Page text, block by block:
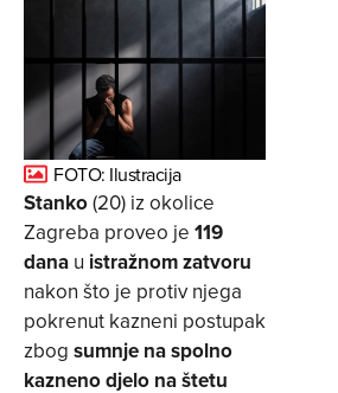
FOTO: Ilustracija
Stanko(20) iz okolice
Zagreba proveo je 119
dana u istražnom zatvoru
nakon što je protiv njega
pokrenut kazneni postupak
zbog sumnje na spolno
kazneno djelo na štetu